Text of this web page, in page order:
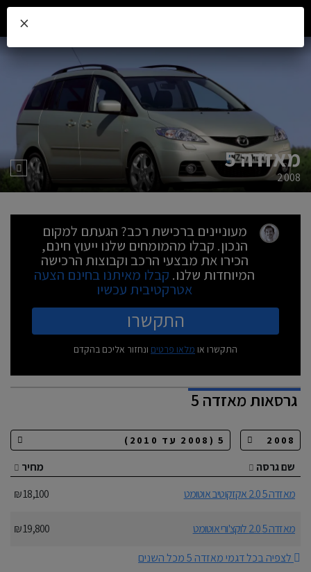
מאזדה 5
2008
מעוניינים ברכישת רכב? הגעתם למקום
הנכון. קבלו מהמומחים שלנו ייעוץ חינם,
הכירו את מבצעי הרכב וקבוצות הרכישה
המיוחדות שלנו. קבלו מאיתנו בחינם הצעה
אטרקטיבית עכשיו
התקשרו
התקשרו או מלאו פרטים ונחזור אליכם בהקדם
גרסאותמאזדה 5
שם גרסה
מחיר
מאזדה 5 2.0 אקזקוטיב אוטומט
18,100 ₪
מאזדה 5 2.0 לוקצ'ורי אוטומט
19,800 ₪
לצפיה בכל דגמי מאזדה 5 מכל השנים
×